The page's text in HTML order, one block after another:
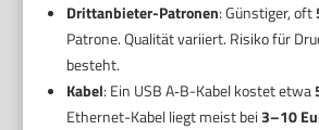
Drittanbieter-Patronen: Günstiger, oft
Patrone. Qualität variiert. Risiko für
besteht.
Kabel: Ein USB A‑B-Kabel kostet etwa
Ethernet-Kabel liegt meist bei3–10